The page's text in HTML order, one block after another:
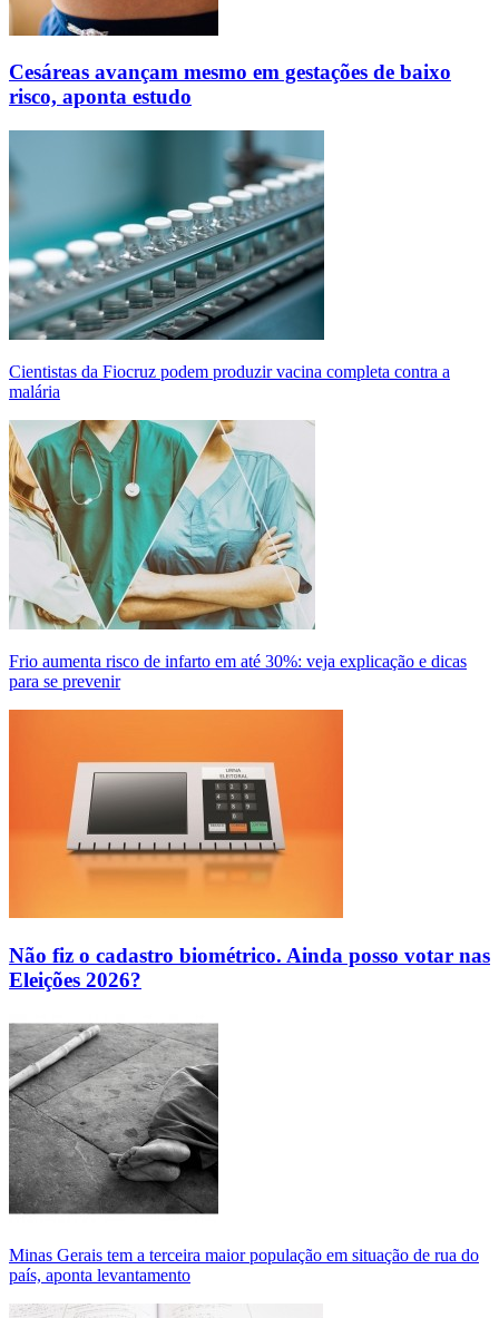
Cesáreas avançam mesmo em gestações de baixo
risco, aponta estudo
Cientistas da Fiocruz podem produzir vacina completa contra a
malária
Frio aumenta risco de infarto em até 30%: veja explicação e dicas
para se prevenir
Não fiz o cadastro biométrico. Ainda posso votar nas
Eleições 2026?
Minas Gerais tem a terceira maior população em situação de rua do
país, aponta levantamento